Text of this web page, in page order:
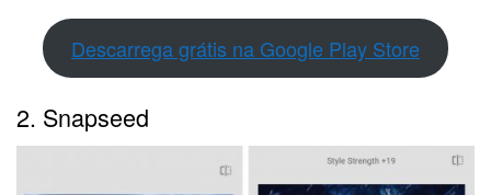
Descarrega grátis na Google Play Store
2. Snapseed